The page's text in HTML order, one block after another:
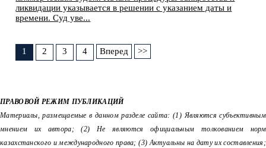
ликвидации указывается в решении с указанием даты и
времени. Суд уве...
1 2 3 4 Вперед >>
ПРАВОВОЙ РЕЖИМ ПУБЛИКАЦИЙ
Материалы, размещаемые в данном разделе сайта: (1) Являются субъективным
мнением их автора; (2) Не являются официальным толкованием норм
казахстанского и международного права; (3) Актуальны на дату их составления;